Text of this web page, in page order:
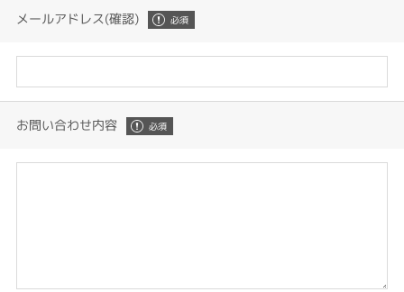
メールアドレス(確認)
お問い合わせ内容